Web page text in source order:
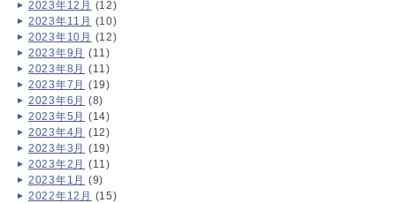
2023年12月 (12)
2023年11月 (10)
2023年10月 (12)
2023年9月 (11)
2023年8月 (11)
2023年7月 (19)
2023年6月 (8)
2023年5月 (14)
2023年4月 (12)
2023年3月 (19)
2023年2月 (11)
2023年1月 (9)
2022年12月 (15)